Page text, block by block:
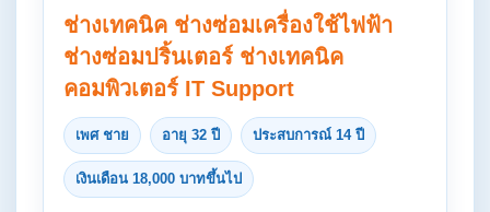
ช่างเทคนิค ช่างซ่อมเครื่องใช้ไฟฟ้า
ช่างซ่อมปริ้นเตอร์ ช่างเทคนิค
คอมพิวเตอร์ IT Support
เพศ ชาย อายุ 32 ปี ประสบการณ์ 14 ปี
เงินเดือน 18,000 บาทขึ้นไป